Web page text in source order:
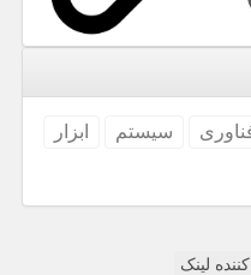
سیستم
ابزار
لینک